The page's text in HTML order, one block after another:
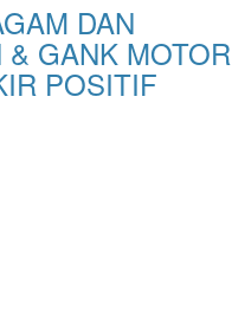
DAN
GANK MOTOR
POSITIF